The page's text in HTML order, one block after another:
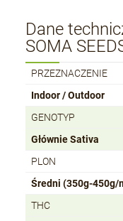
Dane
SOMA
PRZEZNACZENIE
Indoor / Outdoor
GENOTYP
Głównie Sativa
PLON
Średni (350g-450g/
THC